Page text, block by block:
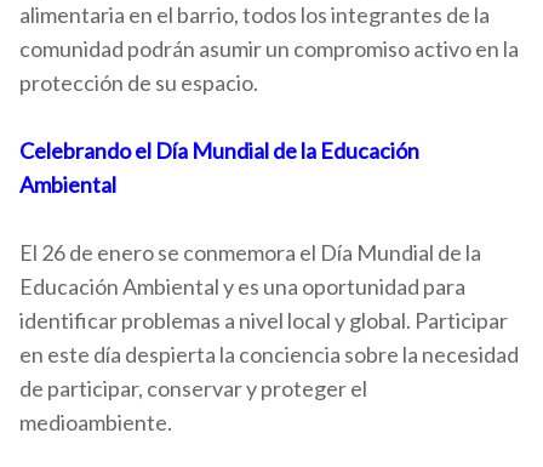
alimentaria en el barrio, todos los integrantes de la
comunidad podrán asumir un compromiso activo en la
protección de su espacio.
Celebrando el Día Mundial de la Educación
Ambiental
El 26 de enero se conmemora el Día Mundial de la
Educación Ambiental y es una oportunidad para
identificar problemas a nivel local y global. Participar
en este día despierta la conciencia sobre la necesidad
de participar, conservar y proteger el
medioambiente.